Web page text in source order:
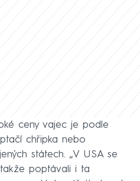
ceny vajec je podle
chřipka nebo
státech. ­„V USA se
poptávali i ta